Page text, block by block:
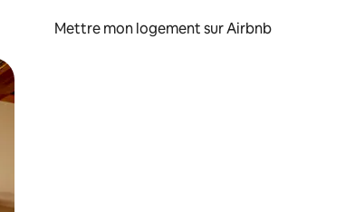
Mettre mon logement sur Airbnb